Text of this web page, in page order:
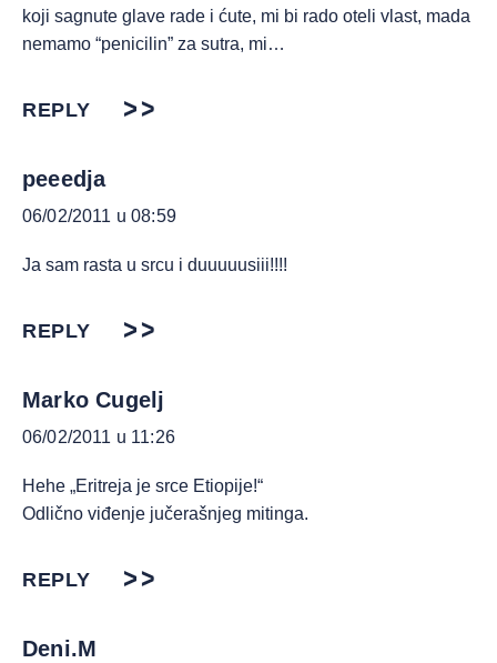
koji sagnute glave rade i ćute, mi bi rado oteli vlast, mada
nemamo “penicilin” za sutra, mi…
REPLY
peeedja
06/02/2011 u 08:59
Ja sam rasta u srcu i duuuuusiii!!!!
REPLY
Marko Cugelj
06/02/2011 u 11:26
Hehe „Eritreja je srce Etiopije!“
Odlično viđenje jučerašnjeg mitinga.
REPLY
Deni.M